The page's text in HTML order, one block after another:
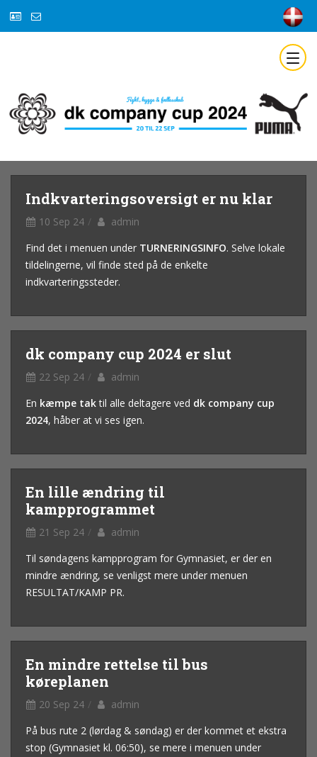
Indkvarteringsoversigt er nu klar
10 Sep 24
admin
Find det i menuen under TURNERINGSINFO. Selve lokale
tildelingerne, vil finde sted på de enkelte
indkvarteringssteder.
dk company cup 2024 er slut
22 Sep 24
admin
En kæmpe taktil alle deltagere ved dk company cup
2024, håber at vi ses igen.
En lille ændring til
kampprogrammet
21 Sep 24
admin
Til søndagens kampprogram for Gymnasiet, er der en
mindre ændring, se venligst mere under menuen
RESULTAT/KAMP PR.
En mindre rettelse til bus
køreplanen
20 Sep 24
admin
På bus rute 2 (lørdag & søndag) er der kommet et ekstra
stop (Gymnasiet kl. 06:50), se mere i menuen under